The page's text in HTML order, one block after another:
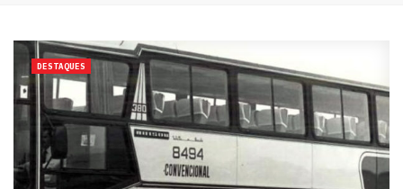
DESTAQUES